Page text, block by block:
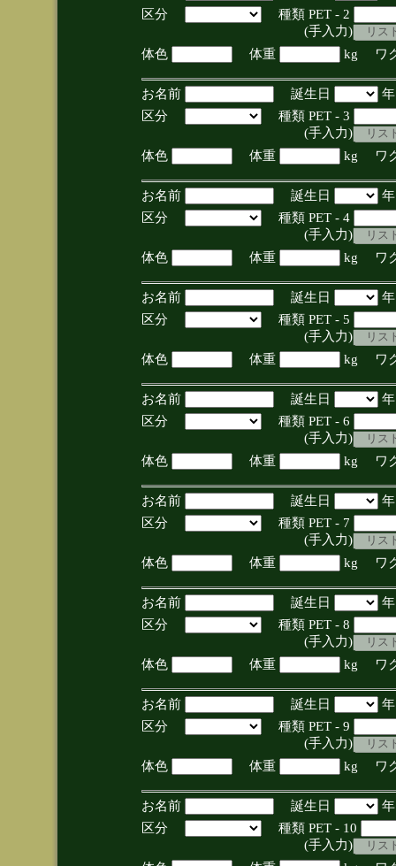
区分
種類 PET - 2
(手入力)
体色
体重 kg ワ
お名前 誕生日
区分
種類 PET - 3
(手入力)
体色
体重 kg ワ
お名前 誕生日
区分
種類 PET - 4
(手入力)
体色
体重 kg ワ
お名前 誕生日
区分
種類 PET - 5
(手入力)
体色
体重 kg ワ
お名前 誕生日
区分
種類 PET - 6
(手入力)
体色
体重 kg ワ
お名前 誕生日
区分
種類 PET - 7
(手入力)
体色
体重 kg ワ
お名前 誕生日
区分
種類 PET - 8
(手入力)
体色
体重 kg ワ
お名前 誕生日
区分
種類 PET - 9
(手入力)
体色
体重 kg ワ
お名前 誕生日
区分
種類 PET - 10
(手入力)